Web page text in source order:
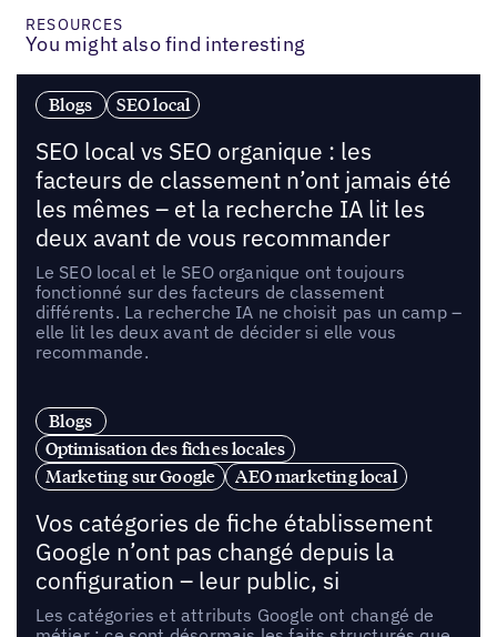
RESOURCES
You might also find interesting
Blogs SEO local
SEO local vs SEO organique : les
facteurs de classement n’ont jamais été
les mêmes – et la recherche IA lit les
deux avant de vous recommander
Le SEO local et le SEO organique ont toujours
fonctionné sur des facteurs de classement
différents. La recherche IA ne choisit pas un camp –
elle lit les deux avant de décider si elle vous
recommande.
Blogs
Optimisation des fiches locales
Marketing sur Google
AEO marketing local
Vos catégories de fiche établissement
Google n’ont pas changé depuis la
configuration – leur public, si
Les catégories et attributs Google ont changé de